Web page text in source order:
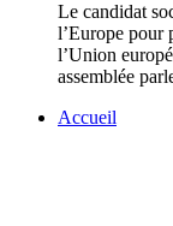
Le candidat
l’Europe pour
l’Union
assemblée
Accueil